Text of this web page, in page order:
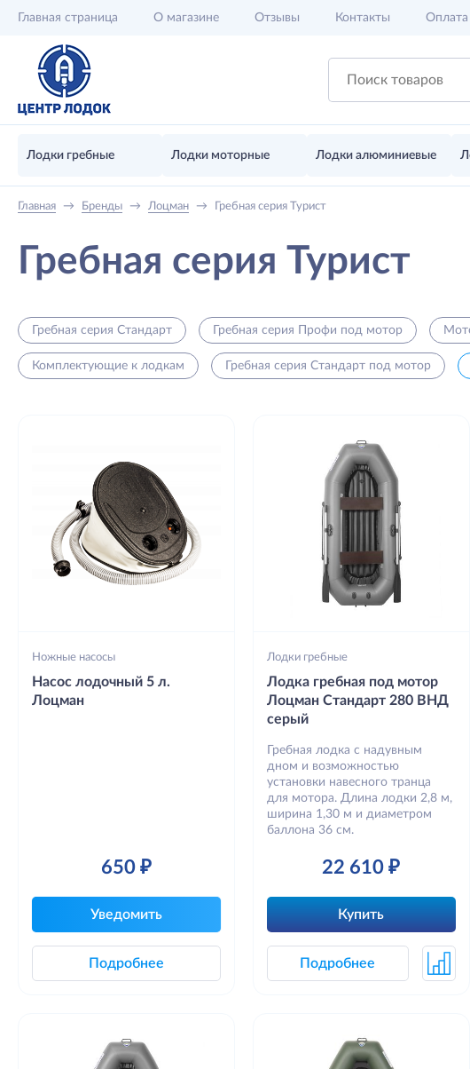
Главная страница О магазине Отзывы Контакты Оплата
Лодки гребные Лодки моторные Лодки алюминиевые
Главная → Бренды → Лоцман → Гребная серия Турист
Гребная серия Турист
Гребная серия Стандарт Гребная серия Профи под мотор
Комплектующие к лодкам Гребная серия Стандарт под мотор
Ножные насосы
Насос лодочный 5 л.
Лоцман
650 ₽
Уведомить
Подробнее
Лодки гребные
Лодка гребная под мотор
Лоцман Стандарт 280 ВНД
серый
Гребная лодка с надувным
дном и возможностью
установки навесного транца
для мотора. Длина лодки 2,8 м,
ширина 1,30 м и диаметром
баллона 36 см.
22 610 ₽
Купить
Подробнее